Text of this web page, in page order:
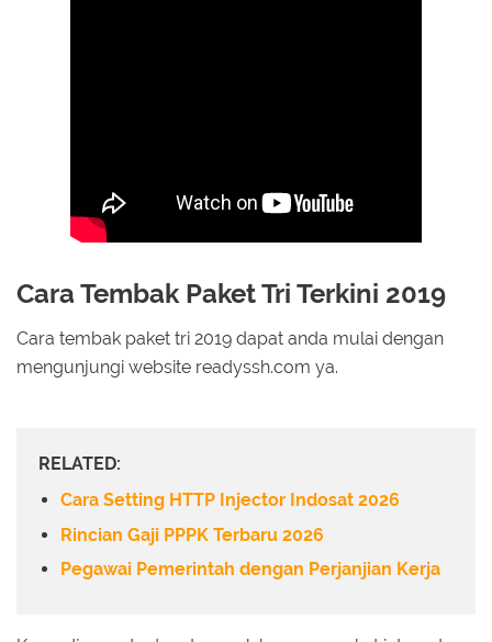
Cara Tembak Paket Tri Terkini 2019
Cara tembak paket tri 2019 dapat anda mulai dengan
mengunjungi website readyssh.com ya.
RELATED:
Cara Setting HTTP Injector Indosat 2026
Rincian Gaji PPPK Terbaru 2026
Pegawai Pemerintah dengan Perjanjian Kerja